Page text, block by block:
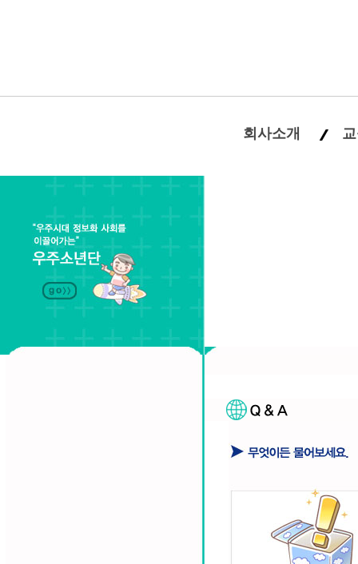
회사소개